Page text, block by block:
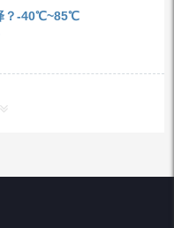
？-40℃~85℃